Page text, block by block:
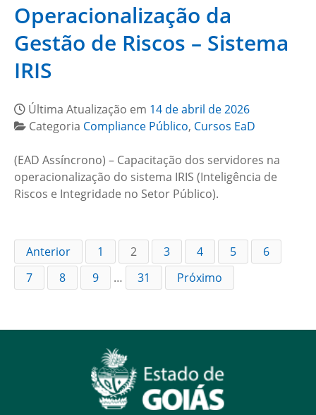
Operacionalização da
Gestão de Riscos – Sistema
IRIS
Última Atualização em 14 de abril de 2026
Categoria Compliance Público, Cursos EaD
(EAD Assíncrono) – Capacitação dos servidores na
operacionalização do sistema IRIS (Inteligência de
Riscos e Integridade no Setor Público).
Anterior 1 2 3 4 5
6
7
8 9 … 31 Próximo